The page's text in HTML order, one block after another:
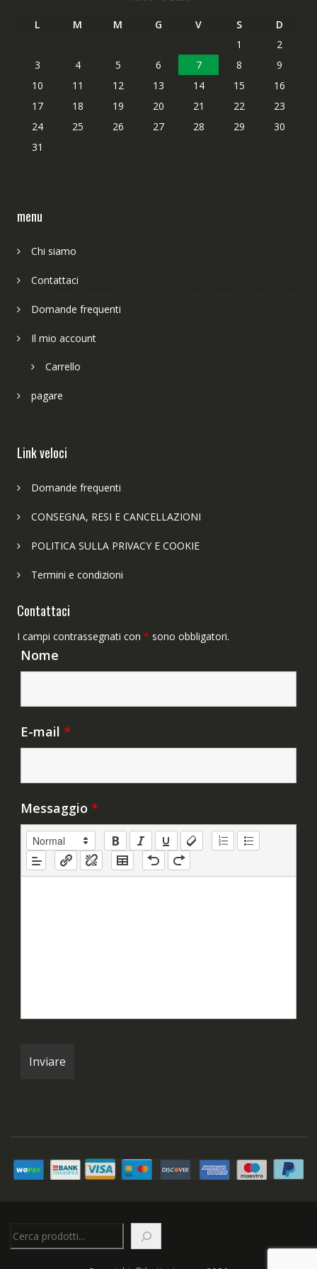
L M M G V S
D
1
2
3
4 5 6 7 8
9
10
11 12 13 14 15
16
17
18 19 20 21 22
23
24
25 26 27 28 29
30
31
menu
Chi siamo
Contattaci
Domande frequenti
Il mio account
Carrello
pagare
Link veloci
Domande frequenti
CONSEGNA, RESI E CANCELLAZIONI
POLITICA SULLA PRIVACY E COOKIE
Termini e condizioni
Contattaci
I campi contrassegnati con * sono obbligatori.
Nome
E-mail *
Messaggio *